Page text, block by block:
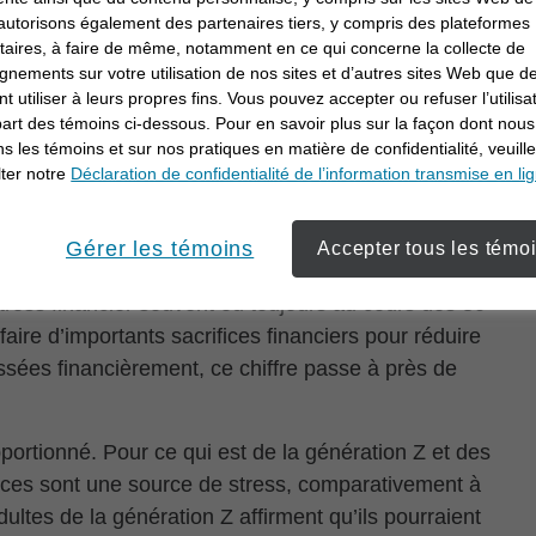
leurs propres mots ce que signifie la
non pas sur la richesse, mais sur la paix d’esprit
», a dit un répondant. « Avoir la liberté de
troisième personne a dit : « Savoir que mes
et que je peux donner généreusement sans
hors de portée. Au premier trimestre de 2026,
financier souvent ou toujours au cours des 30
d’importants sacrifices financiers pour réduire
financièrement, ce chiffre passe à près de
Pour ce qui est de la génération Z et des
sont une source de stress, comparativement à
de la génération Z affirment qu’ils pourraient
également des partenaires tiers, y compris des plateformes
à faire de même, notamment en ce qui concerne la collecte de
sur votre utilisation de nos sites et d’autres sites Web que
utiliser à leurs propres fins. Vous pouvez accepter ou refuser
des témoins ci-dessous. Pour en savoir plus sur la façon dont nous
les témoins et sur nos pratiques en matière de confidentialité,
notre Déclaration de confidentialité de l’information transmise en
Gérer les témoins Accepter tous les